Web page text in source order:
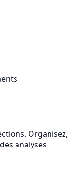
Organisez,
analyses